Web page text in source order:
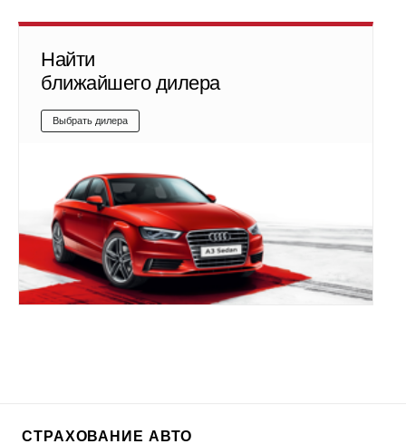
Найти
ближайшего дилера
Выбрать дилера
СТРАХОВАНИЕ АВТО